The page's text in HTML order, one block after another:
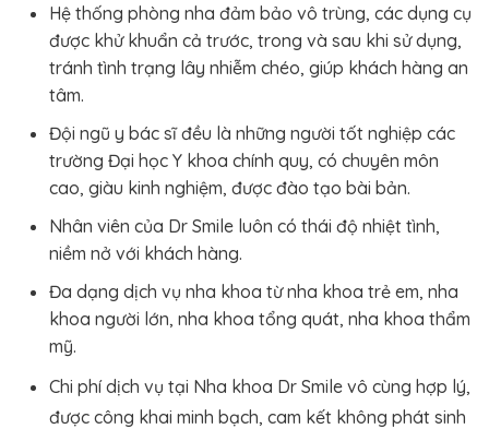
Hệ thống phòng nha đảm bảo vô trùng, các dụng cụ
được khử khuẩn cả trước, trong và sau khi sử dụng,
tránh tình trạng lây nhiễm chéo, giúp khách hàng an
tâm.
Đội ngũ y bác sĩ đều là những người tốt nghiệp các
trường Đại học Y khoa chính quy, có chuyên môn
cao, giàu kinh nghiệm, được đào tạo bài bản.
Nhân viên của Dr Smile luôn có thái độ nhiệt tình,
niềm nở với khách hàng.
Đa dạng dịch vụ nha khoa từ nha khoa trẻ em, nha
khoa người lớn, nha khoa tổng quát, nha khoa thẩm
mỹ.
Chi phí dịch vụ tại Nha khoa Dr Smile vô cùng hợp lý,
được công khai minh bạch, cam kết không phát sinh